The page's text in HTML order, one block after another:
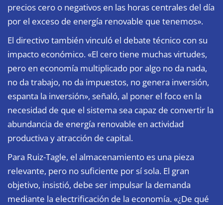
precios cero o negativos en las horas centrales del día
por el exceso de energía renovable que tenemos».
El directivo también vinculó el debate técnico con su
impacto económico. «El cero tiene muchas virtudes,
pero en economía multiplicado por algo no da nada,
no da trabajo, no da impuestos, no genera inversión,
espanta la inversión», señaló, al poner el foco en la
necesidad de que el sistema sea capaz de convertir la
abundancia de energía renovable en actividad
productiva y atracción de capital.
Para Ruiz-Tagle, el almacenamiento es una pieza
relevante, pero no suficiente por sí sola. El gran
objetivo, insistió, debe ser impulsar la demanda
mediante la electrificación de la economía. «¿De qué